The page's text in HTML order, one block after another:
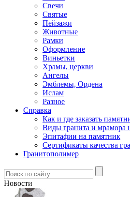
Свечи
Святые
Пейзажи
Животные
Рамки
Оформление
Виньетки
Храмы, церкви
Ангелы
Эмблемы, Ордена
Ислам
Разное
Справка
Как и где заказать
Виды гранита и мрамора
Эпитафии на памятник
Сертификаты качества
Гранитополимер
Новости